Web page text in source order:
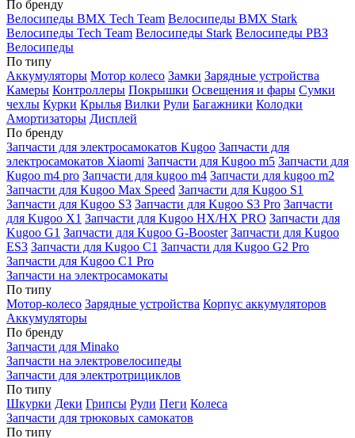
По бренду
Велосипеды BMX Tech Team Велосипеды BMX Stark
Велосипеды Tech Team Велосипеды Stark Велосипеды РВЗ
Велосипеды
По типу
Аккумуляторы Мотор колесо Замки Зарядные устройства
Камеры Контроллеры Покрышки Освещения и фары Сумки
чехлы Курки Крылья Вилки Рули Багажники Колодки
Амортизаторы Дисплей
По бренду
Запчасти для электросамокатов Kugoo Запчасти для
электросамокатов Xiaomi Запчасти для Kugoo m5 Запчасти для
Кugoo m4 pro Запчасти для kugoo m4 Запчасти для kugoo m2
Запчасти для Kugoo Max Speed Запчасти для Kugoo S1
Запчасти для Kugoo S3 Запчасти для Kugoo S3 Pro Запчасти
для Kugoo X1 Запчасти для Kugoo HX/HX PRO Запчасти для
Kugoo G1 Запчасти для Kugoo G-Booster Запчасти для Kugoo
ES3 Запчасти для Kugoo C1 Запчасти для Kugoo G2 Pro
Запчасти для Kugoo C1 Pro
Запчасти на электросамокаты
По типу
Мотор-колесо Зарядные устройства Корпус аккумуляторов
Аккумуляторы
По бренду
Запчасти для Minako
Запчасти на электровелосипеды
Запчасти для электротрициклов
По типу
Шкурки Деки Грипсы Рули Пеги Колеса
Запчасти для трюковых самокатов
По типу